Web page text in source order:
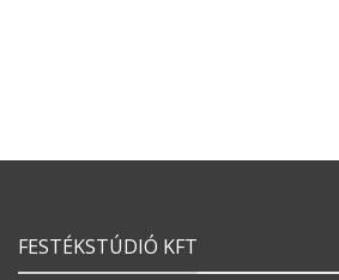
FESTÉKSTÚDIÓ KFT